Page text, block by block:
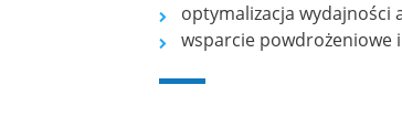
optymalizacja wydajności
wsparcie powdrożeniowe